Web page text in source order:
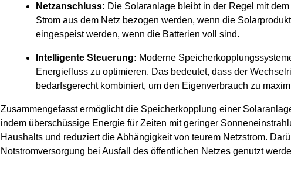
Netzanschluss: Die Solaranlage bleibt in der Regel mit
Strom aus dem Netz bezogen werden, wenn die
eingespeist werden, wenn die Batterien voll sind.
Intelligente Steuerung: Moderne
Energiefluss zu optimieren. Das bedeutet, dass der
bedarfsgerecht kombiniert, um den Eigenverbrauch zu
Zusammengefasst ermöglicht die Speicherkopplung einer
indem überschüssige Energie für Zeiten mit geringer
Haushalts und reduziert die Abhängigkeit von teurem Netzstrom.
Notstromversorgung bei Ausfall des öffentlichen Netzes genutzt